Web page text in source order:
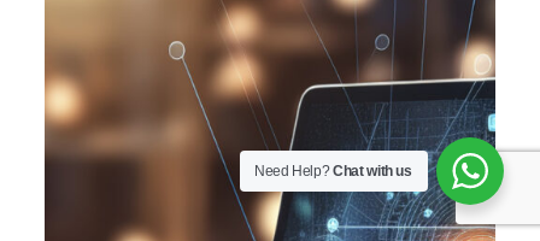
Need Help?Chat with us